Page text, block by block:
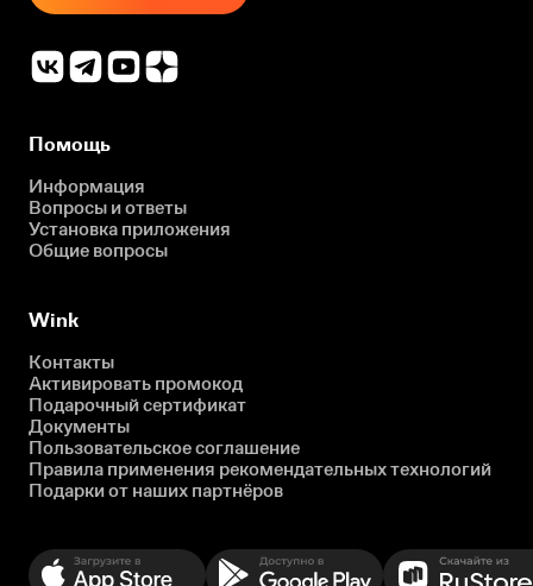
Помощь
Информация
Вопросы и ответы
Установка приложения
Общие вопросы
Wink
Контакты
Активировать промокод
Подарочный сертификат
Документы
Пользовательское соглашение
Правила применения рекомендательных технологий
Подарки от наших партнёров